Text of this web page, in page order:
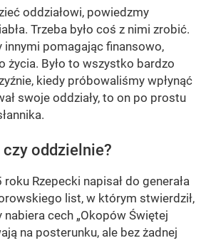
oddziałowi, powiedzmy
Trzeba było coś z nimi zrobić.
innymi pomagając finansowo,
życia. Było to wszystko bardzo
kiedy próbowaliśmy wpłynąć
swoje oddziały, to on po prostu
czy oddzielnie?
Rzepecki napisał do generała
list, w którym stwierdził,
cech „Okopów Świętej
na posterunku, ale bez żadnej